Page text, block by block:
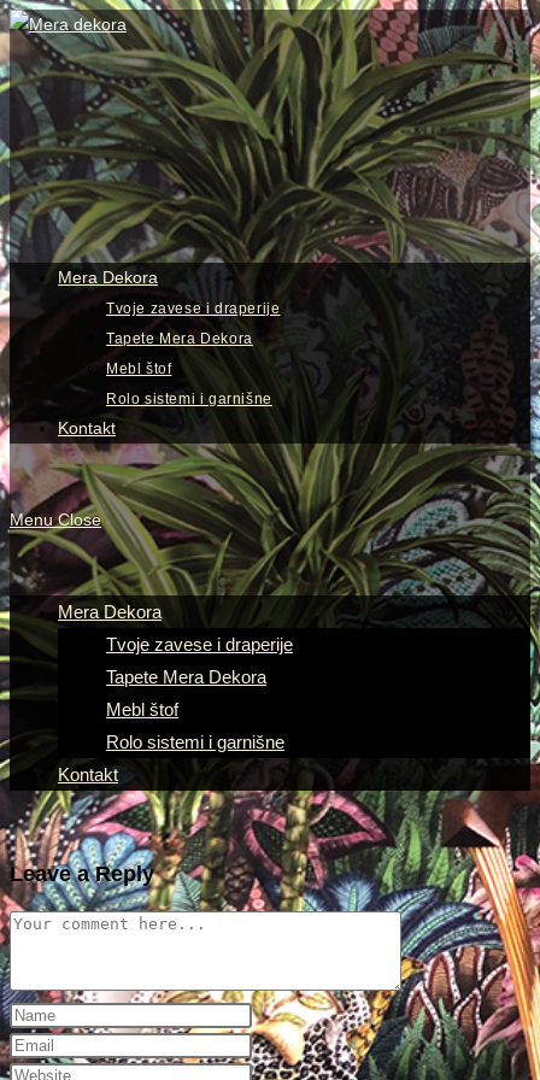
Skip
to
content
View
website
Menu
Mera Dekora
Tvoje zavese i draperije
Tapete Mera Dekora
Mebl štof
Rolo sistemi i garnišne
Kontakt
Menu Close
Mera Dekora
Tvoje zavese i draperije
Tapete Mera Dekora
Mebl štof
Rolo sistemi i garnišne
Kontakt
Leave a Reply
Comment
Enter
your
name
Enter
your
Enter